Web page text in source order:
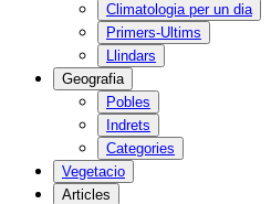
Climatologia per un dia
Primers-Ultims
Llindars
Geografia
Pobles
Indrets
Categories
Vegetacio
Articles